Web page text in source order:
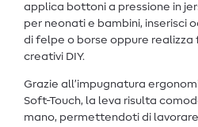
applica bottoni a pressione in
per neonati e bambini, inserisci
di felpe o borse oppure
creativi DIY.
Grazie all’impugnatura
Soft-Touch, la leva risulta
mano, permettendoti di